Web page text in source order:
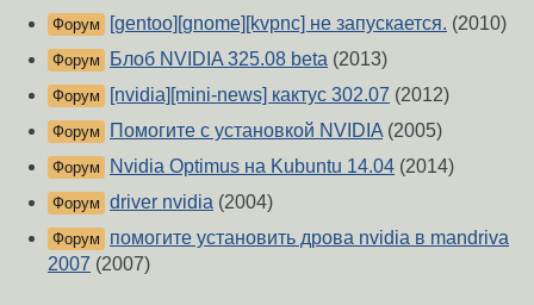
Форум [gentoo][gnome][kvpnc] не запускается. (2010)
Форум Блоб NVIDIA 325.08 beta (2013)
Форум [nvidia][mini-news] кактус 302.07 (2012)
Форум Помогите с установкой NVIDIA (2005)
Форум Nvidia Optimus на Kubuntu 14.04 (2014)
Форум driver nvidia (2004)
Форум
помогите установить дрова nvidia в mandriva
2007 (2007)